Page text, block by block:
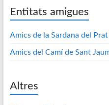
Entitats amigues
Amics de la Sardana del Prat
Amics del Camí de Sant
Altres